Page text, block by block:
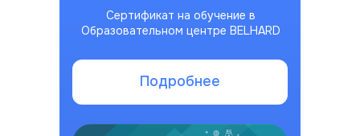
Сертификат на обучение в
Образовательном центре BELHARD
Подробнее